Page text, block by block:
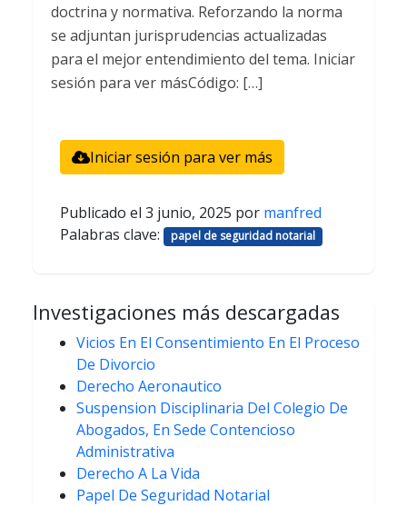
doctrina y normativa. Reforzando la norma
se adjuntan jurisprudencias actualizadas
para el mejor entendimiento del tema. Iniciar
sesión para ver másCódigo: […]
Iniciar sesión para ver más
Publicado el 3 junio, 2025 por manfred
Palabras clave:
papel de seguridad notarial
Investigaciones más descargadas
Vicios En El Consentimiento En El Proceso
De Divorcio
Derecho Aeronautico
Suspension Disciplinaria Del Colegio De
Abogados, En Sede Contencioso
Administrativa
Derecho A La Vida
Papel De Seguridad Notarial